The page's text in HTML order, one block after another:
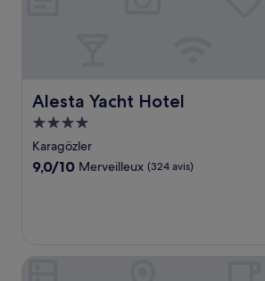
Alesta Yacht Hotel
Alesta Yacht Hotel
Hébergement
4.0 étoiles
Karagözler
9.0
9,0/10 Merveilleux (324 avis)